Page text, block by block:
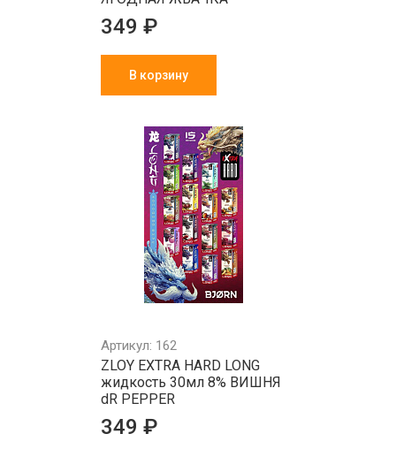
349 ₽
В корзину
Артикул: 162
ZLOY EXTRA HARD LONG
жидкость 30мл 8% ВИШНЯ
dR PEPPER
349 ₽